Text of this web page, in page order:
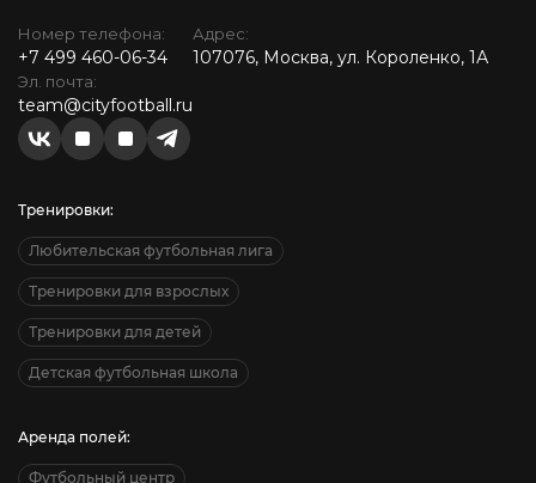
Номер телефона:
+7 499 460-06-34
Эл. почта:
team@cityfootball.ru
Адрес:
107076, Москва, ул. Короленко, 1А
Тренировки:
Любительская футбольная лига
Тренировки для взрослых
Тренировки для детей
Детская футбольная школа
Аренда полей:
Футбольный центр